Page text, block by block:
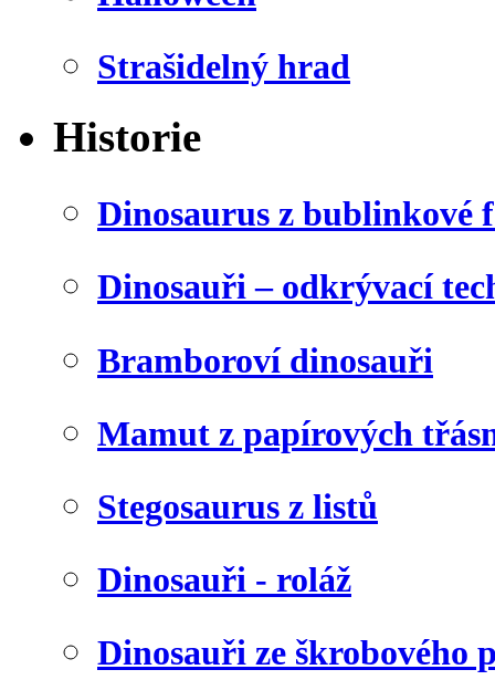
Strašidelný hrad
Historie
Dinosaurus z bublinkové
Dinosauři – odkrývací
Bramboroví dinosauři
Mamut z papírových
Stegosaurus z listů
Dinosauři - roláž
Dinosauři ze škrobového